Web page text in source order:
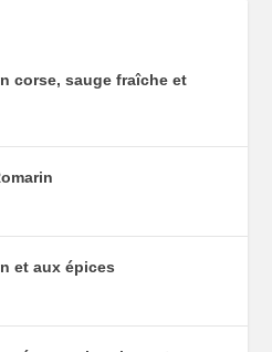
corse, sauge fraîche et
et aux épices